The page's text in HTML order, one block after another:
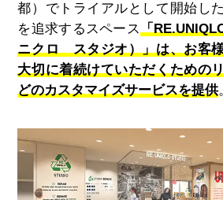
都）でトライアルとして開始し
を追求するスペース「
ニクロ スタジオ）」は、お客
大切に着続けていただくための
どのカスタマイズサービスを提供